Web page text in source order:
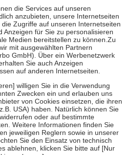
jedoch nie mehr als die tatsächlichen
auch für Online-Apotheken.
Krankenpflege beträgt die
Kosten sowie zehn Euro je
für ihre eigene Gesundheit zu
der Familie zu unterstützen,
bei:
bis zum vollendeten 18. Lebensjahr
und Früherkennung, die von der